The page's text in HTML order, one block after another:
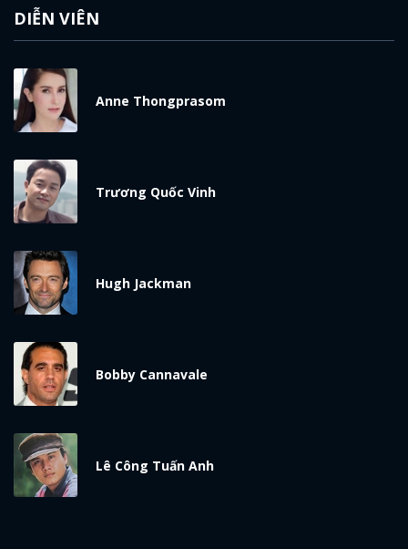
ĐĂNG NHẬP
DIỄN VIÊN
Anne Thongprasom
Trương Quốc Vinh
Hugh Jackman
Bobby Cannavale
Lê Công Tuấn Anh